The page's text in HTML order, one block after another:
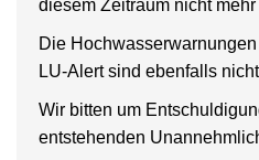
diesem Zeitraum nicht
Die
LU-Alert sind ebenfalls
Wir bitten um
entstehenden